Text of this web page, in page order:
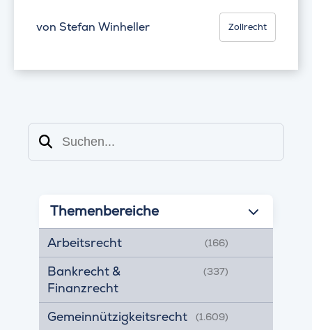
von Stefan Winheller Zollrecht
Suchen
Themenbereiche
Arbeitsrecht (166)
Bankrecht &
Finanzrecht
(337)
Gemeinnützigkeitsrecht (1.609)